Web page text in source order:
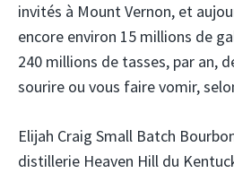
invités à Mount Vernon, et
encore environ 15 millions de
240 millions de tasses, par an,
sourire ou vous faire vomir,
Elijah Craig Small Batch
distillerie Heaven Hill du